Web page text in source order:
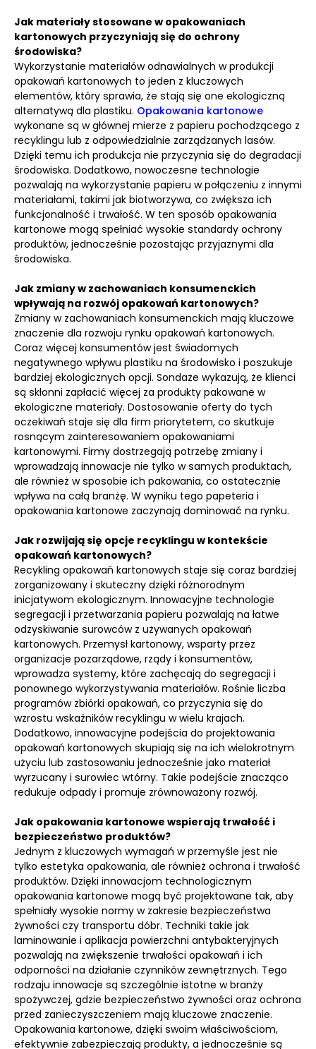
Jak materiały stosowane w opakowaniach
kartonowych przyczyniają się do ochrony
środowiska?
Wykorzystanie materiałów odnawialnych w produkcji
opakowań kartonowych to jeden z kluczowych
elementów, który sprawia, że stają się one ekologiczną
alternatywą dla plastiku. Opakowania kartonowe
wykonane są w głównej mierze z papieru pochodzącego z
recyklingu lub z odpowiedzialnie zarządzanych lasów.
Dzięki temu ich produkcja nie przyczynia się do degradacji
środowiska. Dodatkowo, nowoczesne technologie
pozwalają na wykorzystanie papieru w połączeniu z innymi
materiałami, takimi jak biotworzywa, co zwiększa ich
funkcjonalność i trwałość. W ten sposób opakowania
kartonowe mogą spełniać wysokie standardy ochrony
produktów, jednocześnie pozostając przyjaznymi dla
środowiska.
Jak zmiany w zachowaniach konsumenckich
wpływają na rozwój opakowań kartonowych?
Zmiany w zachowaniach konsumenckich mają kluczowe
znaczenie dla rozwoju rynku opakowań kartonowych.
Coraz więcej konsumentów jest świadomych
negatywnego wpływu plastiku na środowisko i poszukuje
bardziej ekologicznych opcji. Sondaże wykazują, że klienci
są skłonni zapłacić więcej za produkty pakowane w
ekologiczne materiały. Dostosowanie oferty do tych
oczekiwań staje się dla firm priorytetem, co skutkuje
rosnącym zainteresowaniem opakowaniami
kartonowymi. Firmy dostrzegają potrzebę zmiany i
wprowadzają innowacje nie tylko w samych produktach,
ale również w sposobie ich pakowania, co ostatecznie
wpływa na całą branżę. W wyniku tego papeteria i
opakowania kartonowe zaczynają dominować na rynku.
Jak rozwijają się opcje recyklingu w kontekście
opakowań kartonowych?
Recykling opakowań kartonowych staje się coraz bardziej
zorganizowany i skuteczny dzięki różnorodnym
inicjatywom ekologicznym. Innowacyjne technologie
segregacji i przetwarzania papieru pozwalają na łatwe
odzyskiwanie surowców z używanych opakowań
kartonowych. Przemysł kartonowy, wsparty przez
organizacje pozarządowe, rządy i konsumentów,
wprowadza systemy, które zachęcają do segregacji i
ponownego wykorzystywania materiałów. Rośnie liczba
programów zbiórki opakowań, co przyczynia się do
wzrostu wskaźników recyklingu w wielu krajach.
Dodatkowo, innowacyjne podejścia do projektowania
opakowań kartonowych skupiają się na ich wielokrotnym
użyciu lub zastosowaniu jednocześnie jako materiał
wyrzucany i surowiec wtórny. Takie podejście znacząco
redukuje odpady i promuje zrównoważony rozwój.
Jak opakowania kartonowe wspierają trwałość i
bezpieczeństwo produktów?
Jednym z kluczowych wymagań w przemyśle jest nie
tylko estetyka opakowania, ale również ochrona i trwałość
produktów. Dzięki innowacjom technologicznym
opakowania kartonowe mogą być projektowane tak, aby
spełniały wysokie normy w zakresie bezpieczeństwa
żywności czy transportu dóbr. Techniki takie jak
laminowanie i aplikacja powierzchni antybakteryjnych
pozwalają na zwiększenie trwałości opakowań i ich
odporności na działanie czynników zewnętrznych. Tego
rodzaju innowacje są szczególnie istotne w branży
spożywczej, gdzie bezpieczeństwo żywności oraz ochrona
przed zanieczyszczeniem mają kluczowe znaczenie.
Opakowania kartonowe, dzięki swoim właściwościom,
efektywnie zabezpieczają produkty, a jednocześnie są